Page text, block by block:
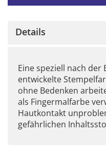
Details
Eine speziell nach der
entwickelte
ohne Bedenken
als Fingermalfarbe
Hautkontakt
gefährlichen